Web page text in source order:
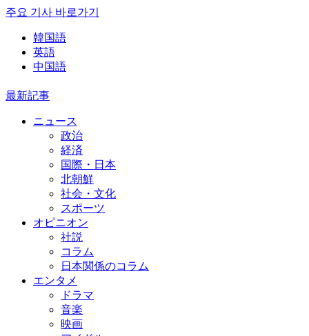
주요 기사 바로가기
韓国語
英語
中国語
最新記事
ニュース
政治
経済
国際・日本
北朝鮮
社会・文化
スポーツ
オピニオン
社説
コラム
日本関係のコラム
エンタメ
ドラマ
音楽
映画